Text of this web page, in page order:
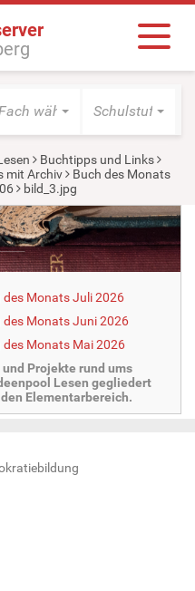
wählen Schulstufe
Buchtipps und Links
mit Archiv
Buch des Monats
bild_3.jpg
Monats Juli 2026
des Monats Juni 2026
Monats Mai 2026
Projekte rund ums
Lesen gegliedert
Elementarbereich.